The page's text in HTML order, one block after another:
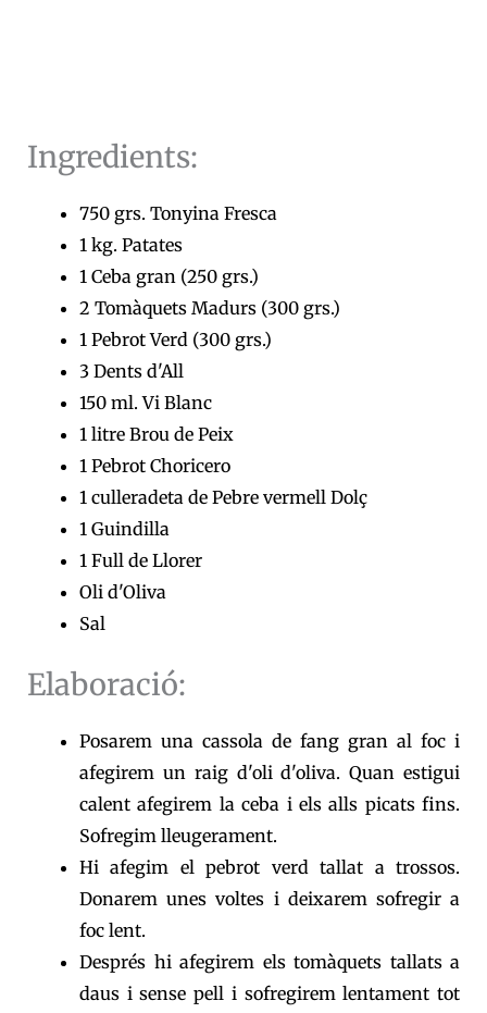
Ingredients:
750 grs. Tonyina Fresca
1 kg. Patates
1 Ceba gran (250 grs.)
2 Tomàquets Madurs (300 grs.)
1 Pebrot Verd (300 grs.)
3 Dents d'All
150 ml. Vi Blanc
1 litre Brou de Peix
1 Pebrot Choricero
1 culleradeta de Pebre vermell Dolç
1 Guindilla
1 Full de Llorer
Oli d'Oliva
Sal
Elaboració:
Posarem una cassola de fang gran al foc i
afegirem un raig d'oli d'oliva. Quan estigui
calent afegirem la ceba i els alls picats fins.
Sofregim lleugerament.
Hi afegim el pebrot verd tallat a trossos.
Donarem unes voltes i deixarem sofregir a
foc lent.
Després hi afegirem els tomàquets tallats a
daus i sense pell i sofregirem lentament tot